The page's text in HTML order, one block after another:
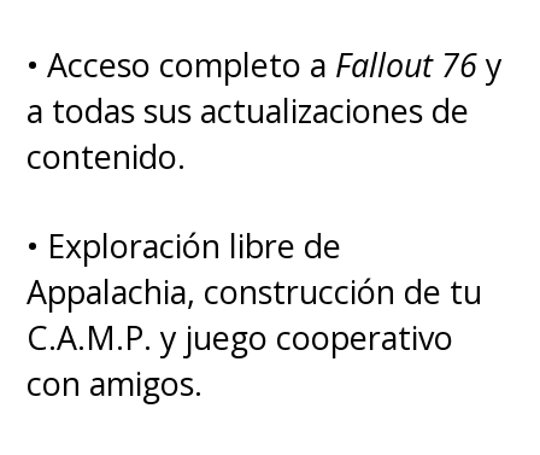
El proyecto, que reunió a gran
parte del equipo que trabajo en
la clásica serie, presentó varios
cambios, como una
presentación más rápida de
"Kaworu" y la introducción de
personajes nuevos, como la
popular "Mari". Si bien la
primera película es la que más
• Acceso completo a Fallout 76y
a todas sus actualizaciones de
contenido.
• Exploración libre de
Appalachia, construcción de tu
C.A.M.P. y juego cooperativo
con amigos.